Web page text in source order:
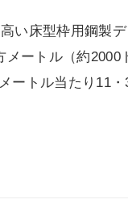
い床型枠用鋼製
ートル（約
ートル当たり11